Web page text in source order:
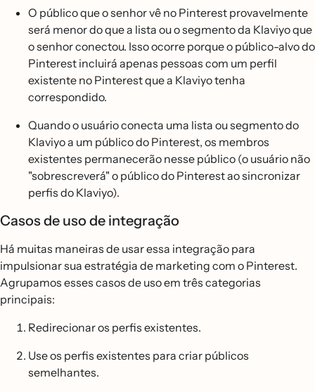
O público que o senhor vê no Pinterest provavelmente
será menor do que a lista ou o segmento da Klaviyo que
o senhor conectou. Isso ocorre porque o público-alvo do
Pinterest incluirá apenas pessoas com um perfil
existente no Pinterest que a Klaviyo tenha
correspondido.
Quando o usuário conecta uma lista ou segmento do
Klaviyo a um público do Pinterest, os membros
existentes permanecerão nesse público (o usuário não
"sobrescreverá" o público do Pinterest ao sincronizar
perfis do Klaviyo).
Casos de uso de integração
Há muitas maneiras de usar essa integração para
impulsionar sua estratégia de marketing com o Pinterest.
Agrupamos esses casos de uso em três categorias
principais:
Redirecionar os perfis existentes.
Use os perfis existentes para criar públicos
semelhantes.